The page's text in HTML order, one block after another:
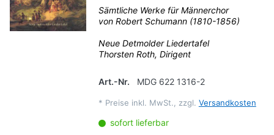
Sämtliche Werke für Männerchor
von Robert Schumann (1810-1856)
Neue Detmolder Liedertafel
Thorsten Roth, Dirigent
Art.-Nr. MDG 622 1316-2
* Preise inkl. MwSt., zzgl. Versandkosten
sofort lieferbar